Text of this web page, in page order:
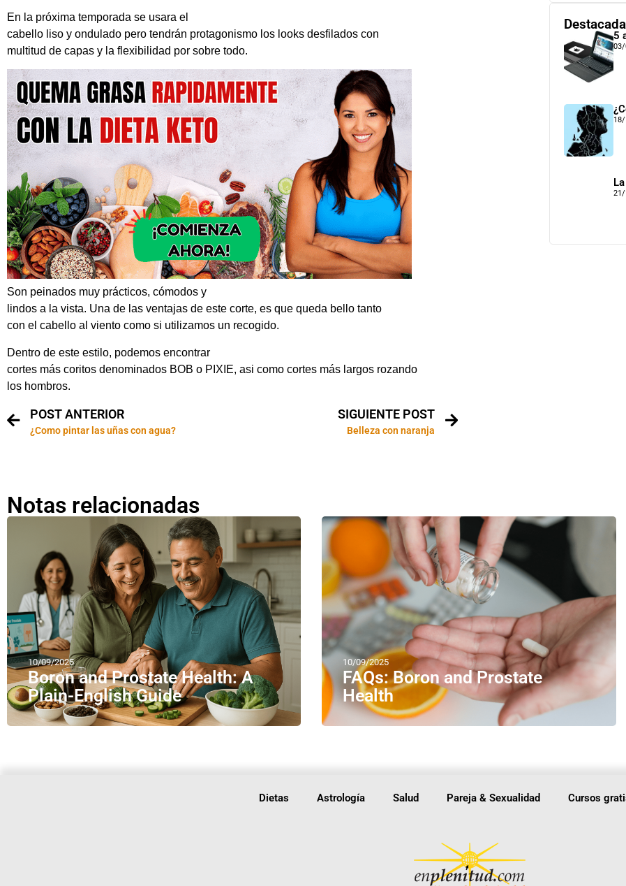
En la próxima temporada se usara el
cabello liso y ondulado pero tendrán protagonismo los looks desfilados con
multitud de capas y la flexibilidad por sobre todo.
Son peinados muy prácticos, cómodos y
lindos a la vista. Una de las ventajas de este corte, es que queda bello tanto
con el cabello al viento como si utilizamos un recogido.
Dentro de este estilo, podemos encontrar
cortes más coritos denominados BOB o PIXIE, asi como cortes más largos rozando
los hombros.
POST ANTERIOR
¿Como pintar las uñas con agua?
SIGUIENTE POST
Belleza con naranja
5
03/
21/
Notas relacionadas
10/09/2025
Boron and Prostate Health: A
Plain-English Guide
10/09/2025
FAQs: Boron and Prostate
Health
Dietas Astrología Salud Pareja & Sexualidad Cursos